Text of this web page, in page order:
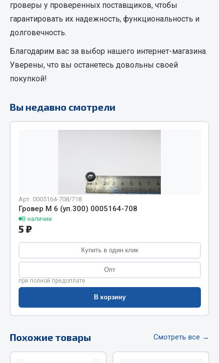
Показать ещё
Весь раздел
Соединительные элементы
Тройники
Инструмент
Автомобильный инструмент
Измерительный инструмент
Режущий инструмент
Показать ещё
гроверы у проверенных поставщиков, чтобы
гарантировать их надежность, функциональность и
долговечность.
Благодарим вас за выбор нашего интернет-магазина.
Уверены, что вы останетесь довольны своей
покупкой!
Вы недавно смотрели
Арт. 0005164-708/718
Гровер М 6 (уп.300) 0005164-708
В наличии
5 ₽
Купить в один клик
Опт
при полной предоплате
В корзину
Похожие товары Смотреть все →